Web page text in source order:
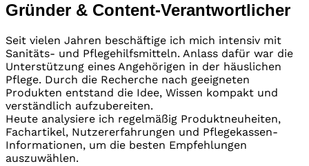
Gründer & Content-Verantwortlicher
Seit vielen Jahren beschäftige ich mich intensiv mit
Sanitäts- und Pflegehilfsmitteln. Anlass dafür war die
Unterstützung eines Angehörigen in der häuslichen
Pflege. Durch die Recherche nach geeigneten
Produkten entstand die Idee, Wissen kompakt und
verständlich aufzubereiten.
Heute analysiere ich regelmäßig Produktneuheiten,
Fachartikel, Nutzererfahrungen und Pflegekassen-
Informationen, um die besten Empfehlungen
auszuwählen.